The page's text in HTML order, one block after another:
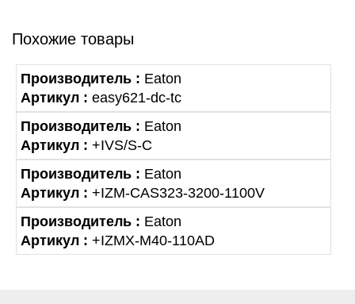
Похожие товары
Производитель : Eaton
Артикул : easy621-dc-tc
Производитель : Eaton
Артикул : +IVS/S-C
Производитель : Eaton
Артикул : +IZM-CAS323-3200-1100V
Производитель : Eaton
Артикул : +IZMX-M40-110AD